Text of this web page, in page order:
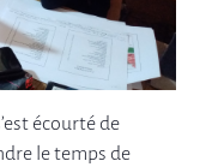
écourté de
le temps de